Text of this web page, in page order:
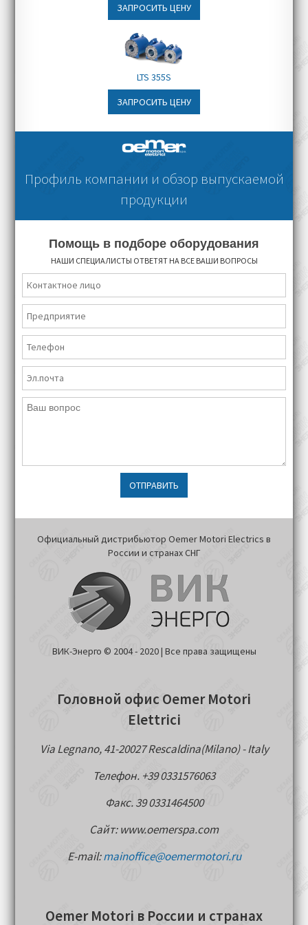
уровня оснащения, от 1 до 3 месяцев
ЗАПРОСИТЬ ЦЕНУ
LTS 355S
ЗАПРОСИТЬ ЦЕНУ
Профиль компании и обзор выпускаемой
продукции
Помощь в подборе оборудования
НАШИ СПЕЦИАЛИСТЫ ОТВЕТЯТ НА ВСЕ ВАШИ ВОПРОСЫ
ОТПРАВИТЬ
Официальный дистрибьютор Oemer Motori Electrics в
России и странах СНГ
ВИК-Энерго © 2004 - 2020 | Все права защищены
Головной офис Oemer Motori
Elettrici
Via Legnano, 41-20027 Rescaldina(Milano) - Italy
Телефон. +39 0331576063
Факс. 39 0331464500
Сайт: www.oemerspa.com
E-mail:mainoffice@oemermotori.ru
Oemer Motori в России и странах